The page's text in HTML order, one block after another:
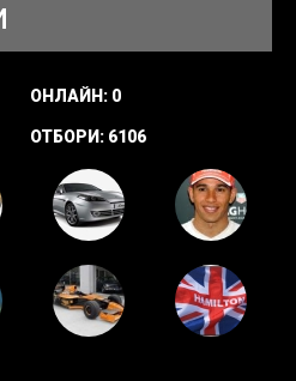
ОНЛАЙН: 0
ОТБОРИ: 6106